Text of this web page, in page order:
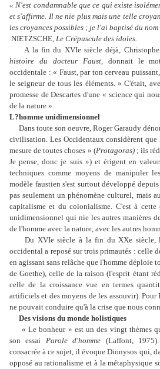
« N'est condamnable que ce qui existe
et s'affirme. Il ne nie plus mais une telle
les croyances possibles ; je l'ai baptisé du nom
NIETZSCHE, Le Crépuscule des idoles.
A la fin du XVIe siècle déjà,
histoire du docteur Faust, donnait le
occidentale : « Faust, par ton cerveau
le seigneur de tous les éléments. » C'était,
promesse de Descartes d'une « science qui
de la nature ».
L?homme unidimensionnel
Dans toute son oeuvre, Roger Garaudy
civilisation. Les Occidentaux considèrent
mesure de toutes choses » (Protagoras) ; ils
Je pense, donc je suis ») et érigent en
techniques comme moyens de manipuler
modèle faustien s'est surtout développé
pas seulement un phénomène culturel, mais
capitalisme et du colonialisme. C'est à cette
unidimensionnel qui nie les autres manières
de l'homme avec la nature, avec les autres
Du XVIe siècle à la fin du XXe siècle,
occidental a reposé sur trois primautés : celle
en agissant sans relâche que l'homme déploie
de Goethe), celle de la raison (l'esprit étant
celle de la croissance vue en termes
artificiels et des moyens de les assouvir).
ne pouvait conduire qu'à la crise que nous
Des visions du monde holistiques
« Le bonheur » est un des vingt thèmes
son essai Parole d'homme (Laffont,
consacrée à ce sujet, il évoque Dionysos qui,
opposé au rationalisme et à la métaphysique